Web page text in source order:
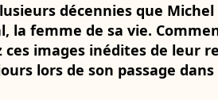
décennies que
la femme de sa vie.
ces images inédites de leur
lors de son passage